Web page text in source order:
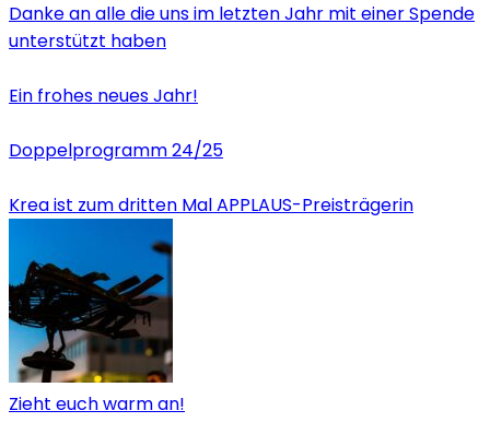
Danke an alle die uns im letzten Jahr mit einer Spende
unterstützt haben
Ein frohes neues Jahr!
Doppelprogramm 24/25
Krea ist zum dritten Mal APPLAUS-Preisträgerin
Zieht euch warm an!